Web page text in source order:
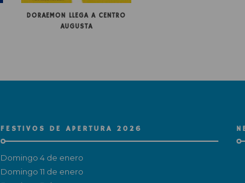
DORAEMON LLEGA A CENTRO
AUGUSTA
FESTIVOS DE APERTURA 2026
Domingo 4 de enero
Domingo 11 de enero